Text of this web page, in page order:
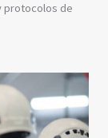
protocolos de